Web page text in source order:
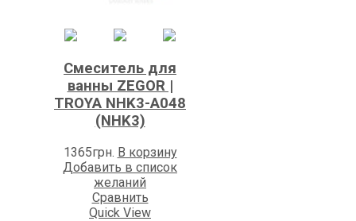
Смеситель для
ванны ZEGOR |
TROYA NHK3-A048
(NHK3)
1365грн. В корзину
Добавить в список
желаний
Сравнить
Quick View